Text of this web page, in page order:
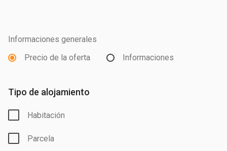
Informaciones generales
Precio de la oferta
Informaciones
Tipo de alojamiento
Habitación
Parcela